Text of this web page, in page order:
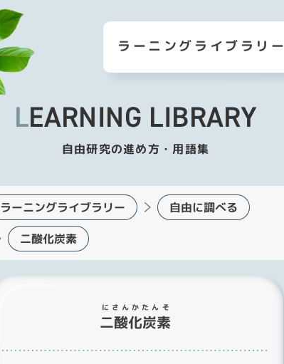
LEARNING LIBRARY
自由研究の進め方・用語集
ラーニングライブラリー
ラーニングライブラリー 自由に調べる
二酸化炭素
二酸化炭素
にさんかたんそ